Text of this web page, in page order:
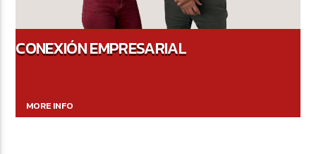
CONEXIÓN EMPRESARIAL
MORE INFO